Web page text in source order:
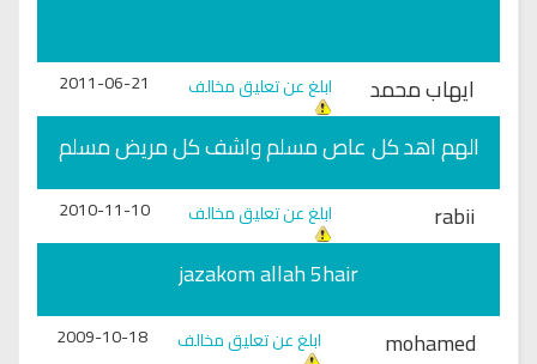
ايهاب محمد ابلغ عن تعليق مخالف 2011-06-21
الهم اهد كل عاص مسلم واشف كل مريض مسلم
rabii
ابلغ عن تعليق مخالف 2010-11-10
jazakom allah 5hair
mohamed
ابلغ عن تعليق مخالف 2009-10-18